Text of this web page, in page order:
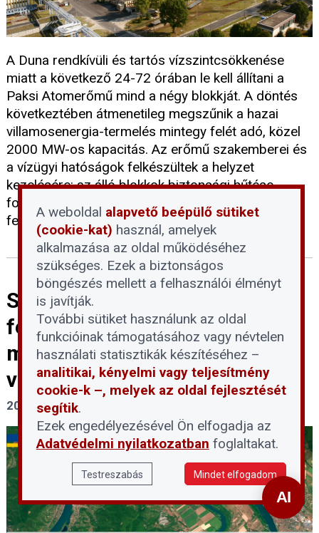
A Duna rendkívüli és tartós vízszintcsökkenése
miatt a következő 24-72 órában le kell állítani a
Paksi Atomerőmű mind a négy blokkját. A döntés
következtében átmenetileg megszűnik a hazai
villamosenergia-termelés mintegy felét adó, közel
2000 MW-os kapacitás. Az erőmű szakemberei és
a vízügyi hatóságok felkészültek a helyzet
kezelésére: az álló blokkok biztonsági hűtése
folyamatosan biztosított, a lakosságot pedig
felelős és takarékos áramhasználatra kérik.
Szigorúan tilos belépni a Duna
felszínre került
mederszakaszaiba a
vízbázisvédelmi területeken
2026. július 30.
A weboldal alapvető beépülő sütiket
(cookie-kat) használ, amelyek
alkalmazása az oldal működéséhez
szükséges. Ezek a biztonságos
böngészés mellett a felhasználói élményt
is javítják.
További sütiket használunk az oldal
funkcióinak támogatásához vagy névtelen
használati statisztikák készítéséhez –
analitikai, kényelmi vagy teljesítmény
cookie-k –, melyek az oldal fejlesztését
segítik.
Ezek engedélyezésével Ön elfogadja az
Adatvédelmi nyilatkozatban foglaltakat.
Testreszabás Mindet elfogadom